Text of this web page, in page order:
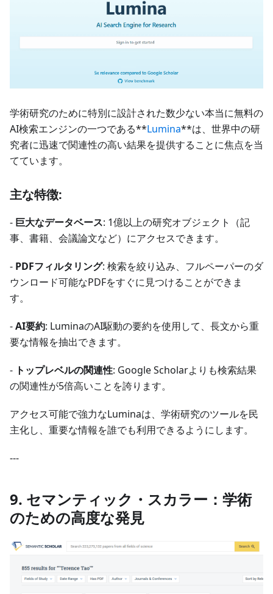
学術研究のために特別に設計された数少ない本当に無料の
AI検索エンジンの一つである**Lumina**は、世界中の研
究者に迅速で関連性の高い結果を提供することに焦点を当
てています。
主な特徴:
- 巨大なデータベース: 1億以上の研究オブジェクト（記
事、書籍、会議論文など）にアクセスできます。
- PDFフィルタリング: 検索を絞り込み、フルペーパーのダ
ウンロード可能なPDFをすぐに見つけることができま
す。
-AI要約: LuminaのAI駆動の要約を使用して、長文から重
要な情報を抽出できます。
- トップレベルの関連性: Google Scholarよりも検索結果
の関連性が5倍高いことを誇ります。
アクセス可能で強力なLuminaは、学術研究のツールを民
主化し、重要な情報を誰でも利用できるようにします。
---
9. セマンティック・スカラー：学術
のための高度な発見